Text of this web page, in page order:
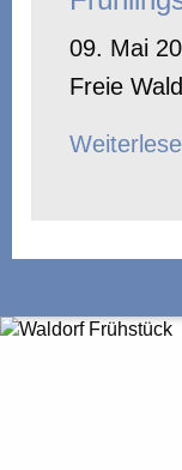
09. Mai
Freie